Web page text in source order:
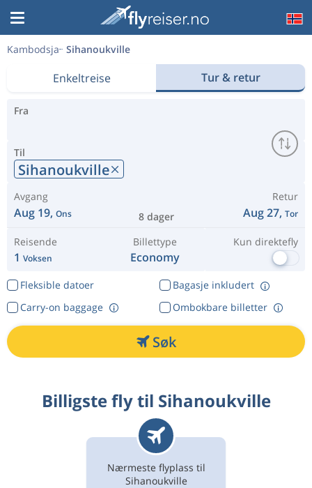
Kambodsja Sihanoukville
Enkeltreise Tur & retur
Fra
Til
Sihanoukville
Avgang
Aug 19, Ons 8 dager
Retur
Aug 27, Tor
Reisende
1 Voksen
Billettype
Economy
Kun direktefly
Fleksible datoer
Bagasje inkludert
Ombokbare billetter
Carry-on baggage
Søk
Billigste fly til Sihanoukville
Nærmeste flyplass til
Sihanoukville